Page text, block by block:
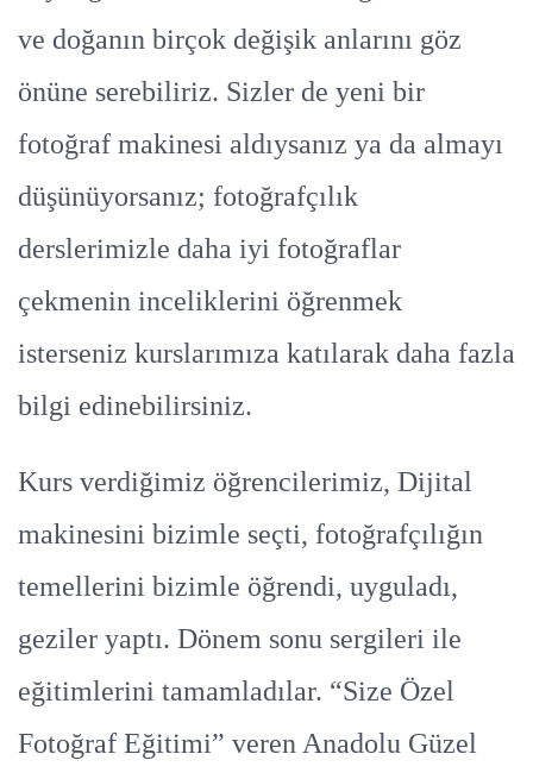
ve doğanın birçok değişik anlarını göz
önüne serebiliriz. Sizler de yeni bir
fotoğraf makinesi aldıysanız ya da almayı
düşünüyorsanız; fotoğrafçılık
derslerimizle daha iyi fotoğraflar
çekmenin inceliklerini öğrenmek
isterseniz kurslarımıza katılarak daha fazla
bilgi edinebilirsiniz.
Kurs verdiğimiz öğrencilerimiz, Dijital
makinesini bizimle seçti, fotoğrafçılığın
temellerini bizimle öğrendi, uyguladı,
geziler yaptı. Dönem sonu sergileri ile
eğitimlerini tamamladılar. “Size Özel
Fotoğraf Eğitimi” veren Anadolu Güzel